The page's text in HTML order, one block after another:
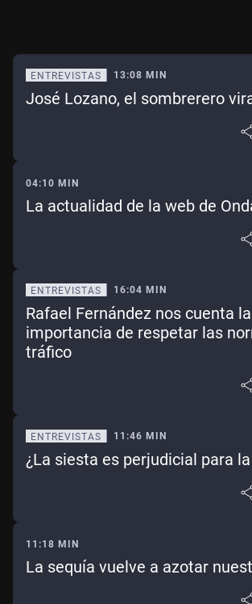
ENTREVISTAS 13:08 MIN
José Lozano, el sombrerero
04:10 MIN
La actualidad de la web de
ENTREVISTAS 16:04 MIN
Rafael Fernández nos cuenta la
importancia de respetar las
tráfico
ENTREVISTAS 11:46 MIN
¿La siesta es perjudicial para
11:18 MIN
La sequía vuelve a azotar